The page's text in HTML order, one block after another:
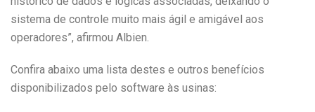
sistema de controle muito mais ágil e amigável aos
operadores”, afirmou Albien.
Confira abaixo uma lista destes e outros benefícios
disponibilizados pelo software às usinas: